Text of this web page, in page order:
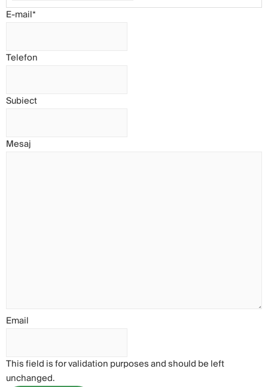
E-mail*
Telefon
Subiect
Mesaj
Email
This field is for validation purposes and should be left
unchanged.